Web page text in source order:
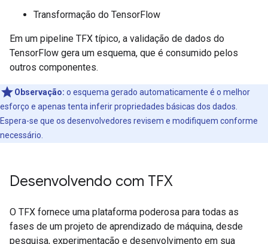
Transformação do TensorFlow
Em um pipeline TFX típico, a validação de dados do
TensorFlow gera um esquema, que é consumido pelos
outros componentes.
Observação: o esquema gerado automaticamente é o melhor
esforço e apenas tenta inferir propriedades básicas dos dados.
Espera-se que os desenvolvedores revisem e modifiquem conforme
necessário.
Desenvolvendo com TFX
O TFX fornece uma plataforma poderosa para todas as
fases de um projeto de aprendizado de máquina, desde
pesquisa, experimentação e desenvolvimento em sua